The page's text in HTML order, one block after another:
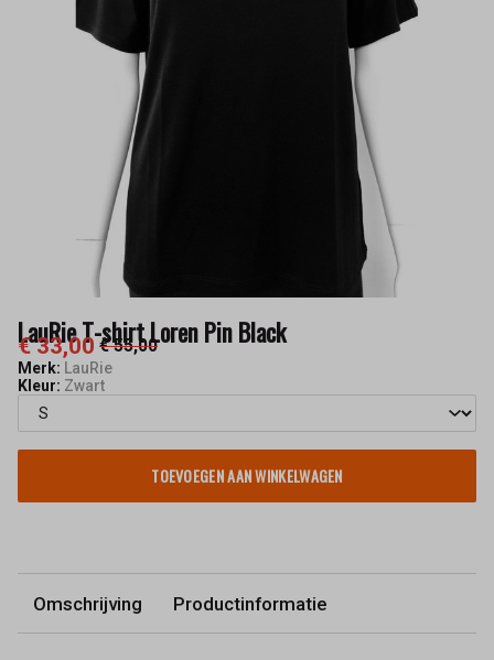
Keskusta
LauRie T-shirt Loren Pin Black
€ 33,00 € 55,00
Merk: LauRie
Kleur: Zwart
TOEVOEGEN AAN WINKELWAGEN
Omschrijving Productinformatie